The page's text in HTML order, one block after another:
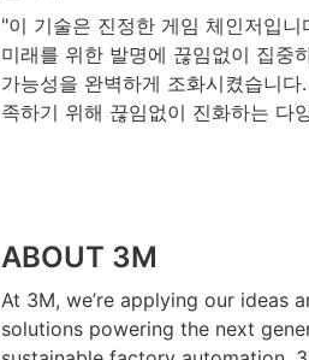
"이 기술은 진정한 게임 체인저입
미래를 위한 발명에 끊임없이 집중
가능성을 완벽하게 조화시켰습니
족하기 위해 끊임없이 진화하는 다
ABOUT 3M
At 3M, we’re applying our ideas
solutions powering the next